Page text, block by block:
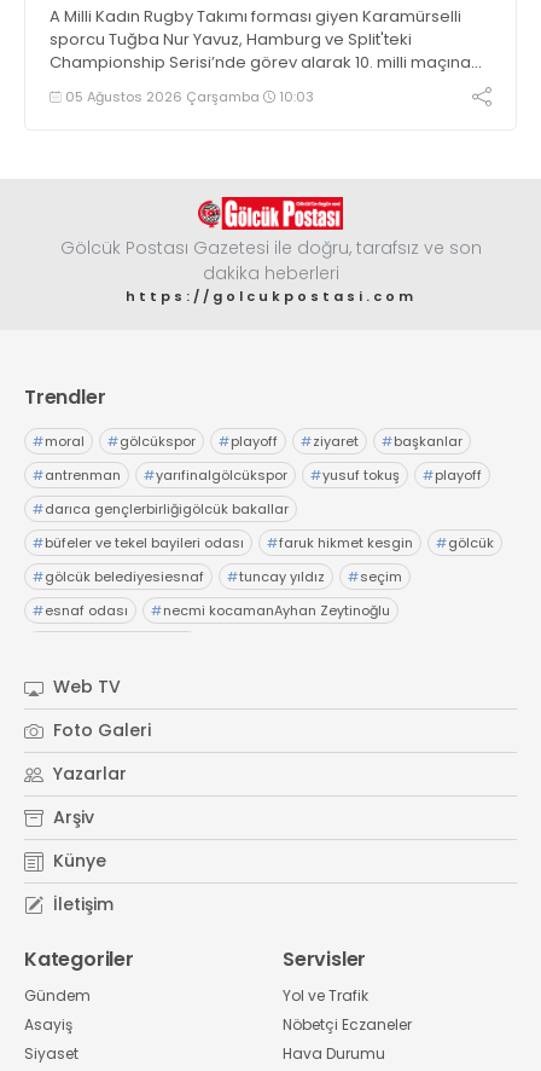
A Milli Kadın Rugby Takımı forması giyen Karamürselli
sporcu Tuğba Nur Yavuz, Hamburg ve Split'teki
Championship Serisi’nde görev alarak 10. milli maçına
çıkma eşiğini geride bıraktı
05 Ağustos 2026 Çarşamba 10:03
Gölcük Postası Gazetesi ile doğru, tarafsız ve son
dakika heberleri
https://golcukpostasi.com
Trendler
#moral #gölcükspor #playoff #ziyaret #başkanlar
#antrenman #yarıfinalgölcükspor #yusuf tokuş #playoff
#darıca gençlerbirliğigölcük bakallar
#büfeler ve tekel bayileri odası #faruk hikmet kesgin #gölcük
#gölcük belediyesiesnaf #tuncay yıldız #seçim
#esnaf odası #necmi kocamanAyhan Zeytinoğlu
Web TV
Foto Galeri
Yazarlar
Arşiv
Künye
İletişim
Kategoriler
Gündem
Asayiş
Siyaset
Servisler
Yol ve Trafik
Nöbetçi Eczaneler
Hava Durumu